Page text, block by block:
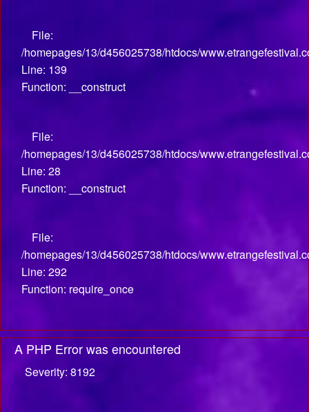
File:
/homepages/13/d456025738/htdocs/
Line: 139
Function: __construct
File:
/homepages/13/d456025738/htdocs/
Line: 28
Function: __construct
File:
/homepages/13/d456025738/htdocs/
Line: 292
Function: require_once
A PHP Error was encountered
Severity: 8192